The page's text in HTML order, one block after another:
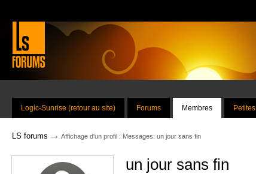
Logic-Sunrise (retour au site) Forums Membres
LS forums → Affichage d'un profil : Messages: un jour sans fin
un jour sans fin